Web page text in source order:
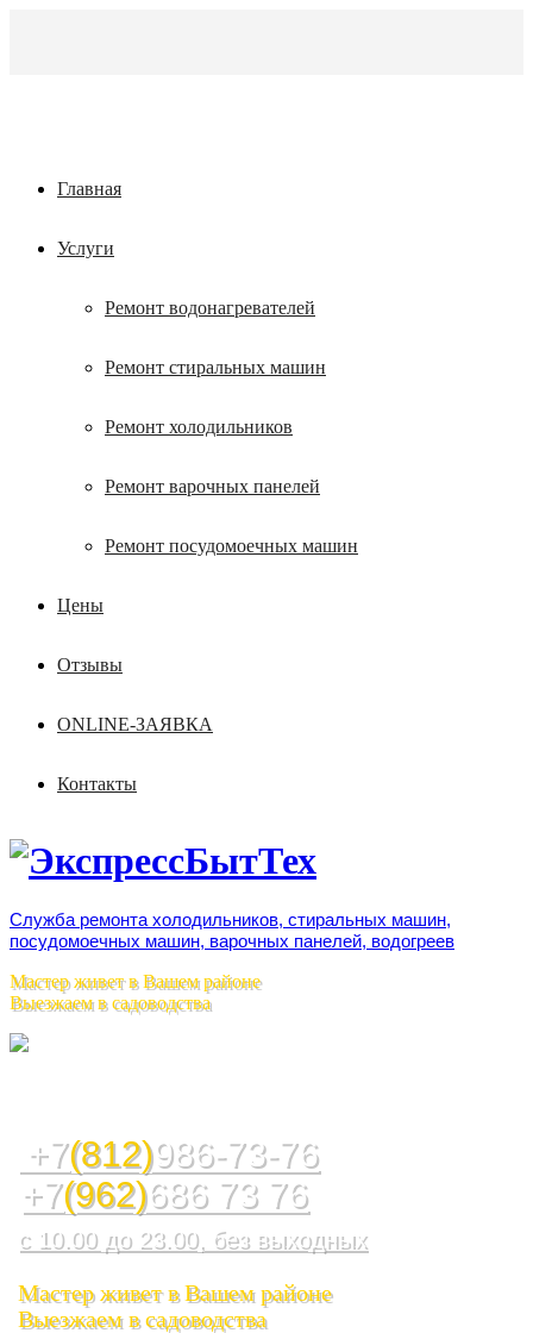
Главная
Услуги
Ремонт водонагревателей
Ремонт стиральных машин
Ремонт холодильников
Ремонт варочных панелей
Ремонт посудомоечных машин
Цены
Отзывы
ONLINE-ЗАЯВКА
Контакты
Служба ремонта холодильников, стиральных машин,
посудомоечных машин, варочных панелей, водогреев
Мастер живет в Вашем районе
Выезжаем в садоводства
+7(812)986-73-76
+7(962)686 73 76
с 10.00 до 23.00, без выходных
Мастер живет в Вашем районе
Выезжаем в садоводства